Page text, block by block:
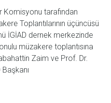
Komisyonu tarafından
Toplantılarının üçüncüsü
İGİAD dernek merkezinde
müzakere toplantısına
Zaim ve Prof. Dr.